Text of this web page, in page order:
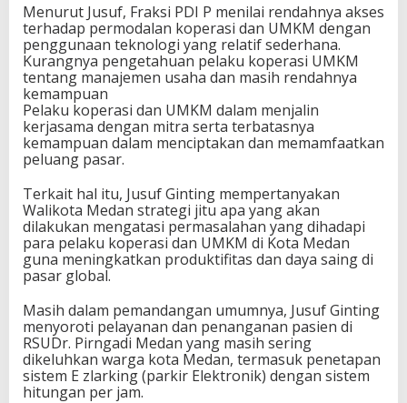
Menurut Jusuf, Fraksi PDI P menilai rendahnya akses
terhadap permodalan koperasi dan UMKM dengan
penggunaan teknologi yang relatif sederhana.
Kurangnya pengetahuan pelaku koperasi UMKM
tentang manajemen usaha dan masih rendahnya
kemampuan
Pelaku koperasi dan UMKM dalam menjalin
kerjasama dengan mitra serta terbatasnya
kemampuan dalam menciptakan dan memamfaatkan
peluang pasar.
Terkait hal itu, Jusuf Ginting mempertanyakan
Walikota Medan strategi jitu apa yang akan
dilakukan mengatasi permasalahan yang dihadapi
para pelaku koperasi dan UMKM di Kota Medan
guna meningkatkan produktifitas dan daya saing di
pasar global.
Masih dalam pemandangan umumnya, Jusuf Ginting
menyoroti pelayanan dan penanganan pasien di
RSUDr. Pirngadi Medan yang masih sering
dikeluhkan warga kota Medan, termasuk penetapan
sistem E zlarking (parkir Elektronik) dengan sistem
hitungan per jam.